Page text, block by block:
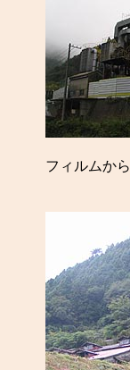
フィルムか